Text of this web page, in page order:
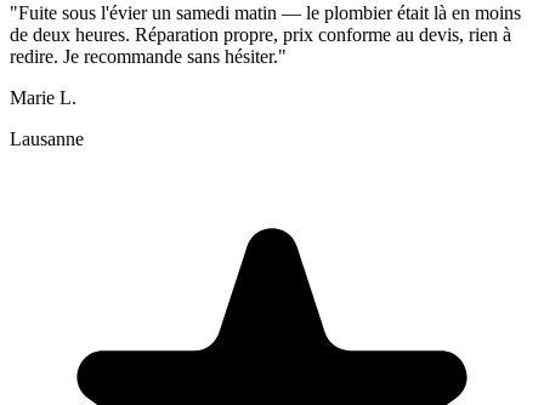
"Fuite sous l'évier un samedi matin — le plombier était là en moins
de deux heures. Réparation propre, prix conforme au devis, rien à
redire. Je recommande sans hésiter."
Marie L.
Lausanne